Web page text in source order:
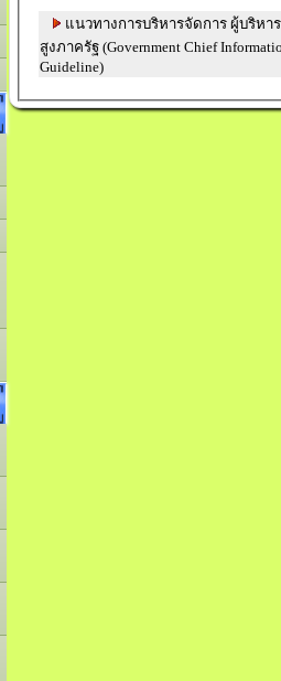
แนวทางการบริหารจัดการ ผู้บริหา
สูงภาครัฐ (Government Chief
Guideline)